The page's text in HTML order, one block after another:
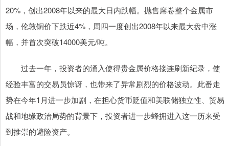
20%，创出2008年以来的最大日内跌幅。抛售席卷整个金属市
场，伦敦铜价下跌近4%，周四一度创出2008年以来最大盘中涨
幅，并首次突破14000美元/吨。
过去一年，投资者的涌入使得贵金属价格接连刷新纪录，使
经验丰富的交易员惊讶，也带来了异常剧烈的价格波动。此番走
势在今年1月进一步加剧，在担心货币贬值和美联储独立性、贸易
战和地缘政治局势的背景下，投资者进一步蜂拥进入这一历来受
到推崇的避险资产。